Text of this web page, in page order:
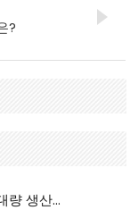
?
CNC Tech 국산 케이블 구성 요소 평가 및 대량 생산 적합성 가이드